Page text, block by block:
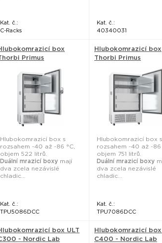
Kat. č.:
C-Racks
Kat. č.:
40340031
box
Primus
Hlubokomrazicí box s
rozsahem -40 až -86 °C,
objem 522 litrů.
Duální mrazicí boxy mají
dva zcela nezávislé
chladic...
Kat. č.:
TPU5086DCC
Hlubokomrazicí box
Thorbi Primus
Hlubokomrazicí box s
rozsahem -40 až -86
objem 751 litrů.
Duální mrazicí boxy
dva zcela nezávislé
chladic...
Kat. č.:
TPU7086DCC
box ULT
- Nordic Lab
Hlubokomrazicí box
C400 - Nordic Lab